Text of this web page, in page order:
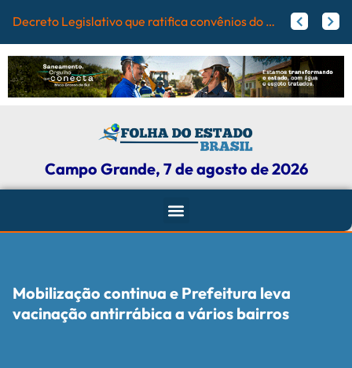
Campo Papy trabalha para melhorar pistas de skate com participação ativa de esportistas da CapitalAgosto Lilás: Maicon Nogueira fortalece a defesa das mulheres com leis e projetos de proteção em Campo Grande
Campo Grande, 7 de agosto de 2026
Mobilização continua e Prefeitura leva
vacinação antirrábica a vários bairros